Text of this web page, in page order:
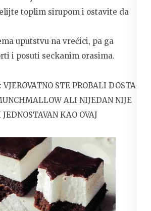
toplim sirupom i ostavite da
uputstvu na vrećici, pa ga
i posuti seckanim orasima.
VJEROVATNO STE PROBALI DOSTA
ALI NIJEDAN NIJE
KAO OVAJ